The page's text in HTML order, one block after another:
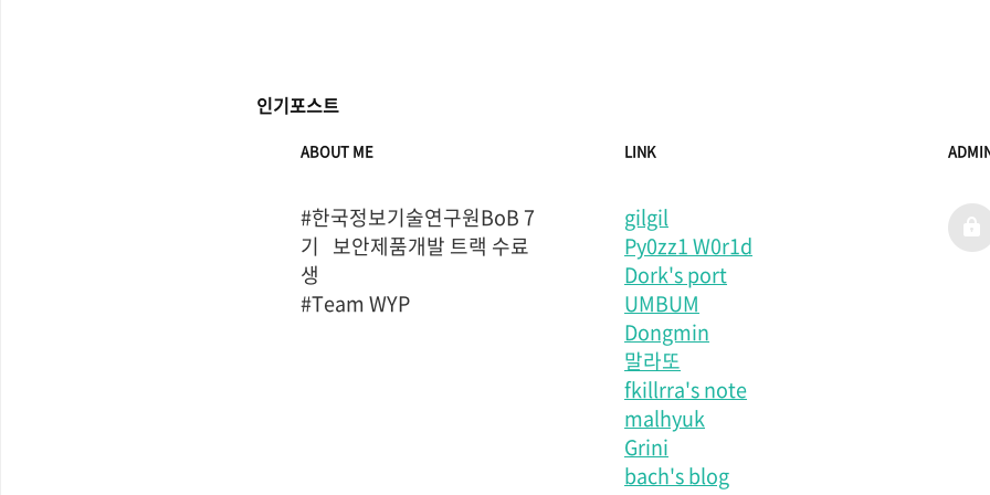
인기포스트
ABOUT ME
#한국정보기술연구원BoB 7
기   보안제품개발 트랙 수료
생
#Team WYP
LINK
gilgil
Py0zz1 W0r1d
Dork's port
UMBUM
Dongmin
말라또
fkillrra's note
malhyuk
Grini
bach's blog